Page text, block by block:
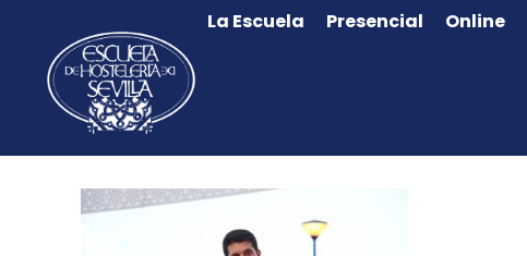
La Escuela Presencial Online